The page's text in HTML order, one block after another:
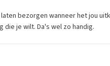
bezorgen wanneer het jou
je wilt. Da's wel zo handig.